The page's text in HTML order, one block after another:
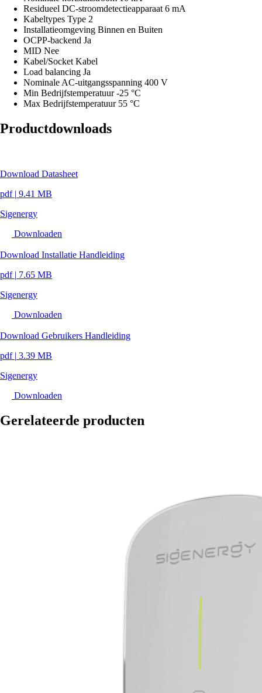
Residueel DC-stroomdetectieapparaat 6 mA
Kabeltypes Type 2
Installatieomgeving Binnen en Buiten
OCPP-backend Ja
MID Nee
Kabel/Socket Kabel
Load balancing Ja
Nominale AC-uitgangsspanning 400 V
Min Bedrijfstemperatuur-25 °C
Max Bedrijfstemperatuur 55 °C
Productdownloads
Download Datasheet
pdf | 9.41 MB
Sigenergy
Downloaden
Download Installatie Handleiding
pdf | 7.65 MB
Sigenergy
Downloaden
Download Gebruikers Handleiding
pdf | 3.39 MB
Sigenergy
Downloaden
Gerelateerde producten